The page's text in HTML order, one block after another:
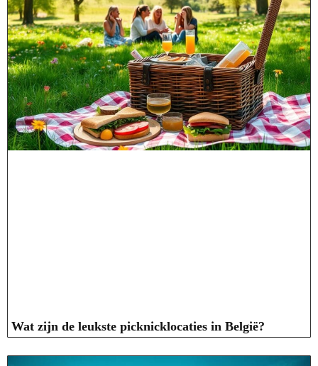
Wat zijn de leukste picknicklocaties in België?